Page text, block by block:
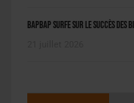
BAPBAP surfe sur le succès des